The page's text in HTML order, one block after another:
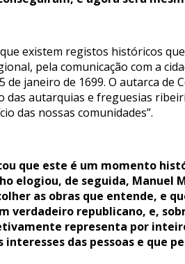
existem registos históricos
pela comunicação com a
de janeiro de 1699. O autarca
das autarquias e freguesias
das nossas comunidades”.
que este é um momento
elogiou, de seguida, Manuel
as obras que entende, e
verdadeiro republicano, e,
representa por
das pessoas e que